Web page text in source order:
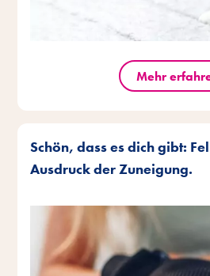
Mehr
Schön, dass es dich gibt:
Ausdruck der Zuneigung.